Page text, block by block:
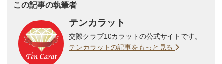
この記事の執筆者
テンカラット
交際クラブ10カラットの公式サイトです。
テンカラットの記事をもっと見る